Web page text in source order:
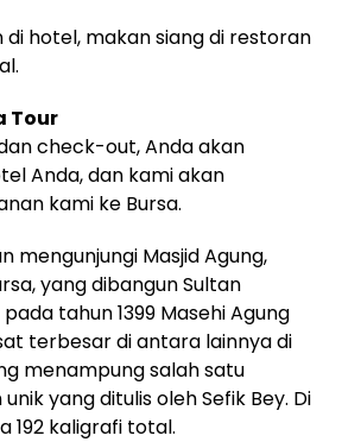
hotel, makan siang di restoran
Tour
check-out, Anda akan
Anda, dan kami akan
kami ke Bursa.
mengunjungi Masjid Agung,
yang dibangun Sultan
tahun 1399 Masehi Agung
terbesar di antara lainnya di
menampung salah satu
yang ditulis oleh Sefik Bey. Di
192 kaligrafi total.